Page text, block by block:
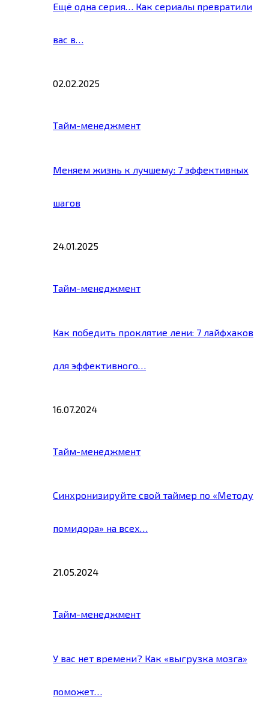
Ещё одна серия… Как сериалы превратили
вас в…
02.02.2025
Тайм-менеджмент
Меняем жизнь к лучшему: 7 эффективных
шагов
24.01.2025
Тайм-менеджмент
Как победить проклятие лени: 7 лайфхаков
для эффективного…
16.07.2024
Тайм-менеджмент
Синхронизируйте свой таймер по «Методу
помидора» на всех…
21.05.2024
Тайм-менеджмент
У вас нет времени? Как «выгрузка мозга»
поможет…